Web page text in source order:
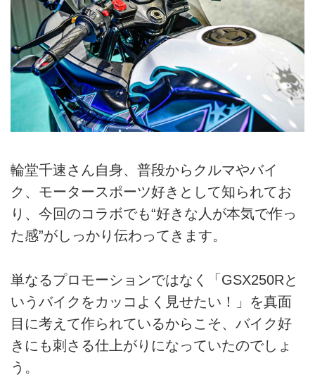
輪堂千速さん自身、普段からクルマやバイ
ク、モータースポーツ好きとして知られてお
り、今回のコラボでも“好きな人が本気で作っ
た感”がしっかり伝わってきます。
単なるプロモーションではなく「GSX250Rと
いうバイクをカッコよく見せたい！」を真面
目に考えて作られているからこそ、バイク好
きにも刺さる仕上がりになっていたのでしょ
う。